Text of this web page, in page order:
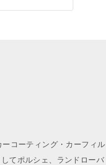
コーティング・カーフィル
てポルシェ、ランドローバ